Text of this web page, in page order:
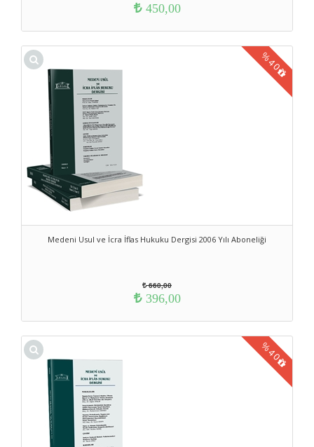
450,00
Medeni Usul ve İcra İflas Hukuku Dergisi 2006 Yılı Aboneliği
%40
660,00
396,00
%40